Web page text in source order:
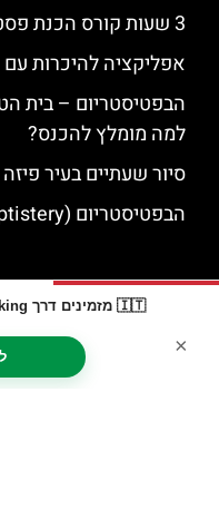
🇮🇹 מזמינים דרך Booking? קבלו
×
3 שעות קורס הכנת פסטה בפיזה
אפליקציה להיכרות עם
הבפטיסטריום – בית
למה מומלץ להכנס?
סיור שעתיים בעיר
הבפטיסטריום (Baptistery) בפיזה